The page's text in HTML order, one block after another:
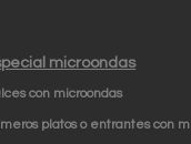
microondas
con microondas
platos o entrantes con